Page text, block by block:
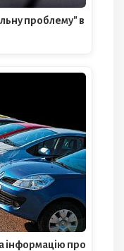
проблему" в
інформацію про